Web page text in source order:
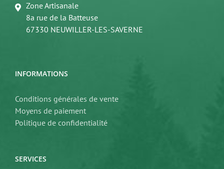
Zone Artisanale
8a rue de la Batteuse
67330 NEUWILLER-LES-SAVERNE
INFORMATIONS
Conditions générales de vente
Moyens de paiement
Politique de confidentialité
SERVICES